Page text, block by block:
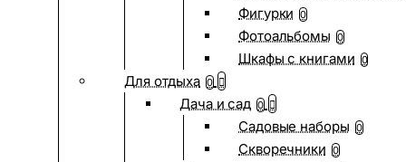
Фигурки 0
Фотоальбомы 0
Шкафы с книгами 0
Для отдыха 0
Дача и сад 0
Садовые наборы 0
Скворечники 0